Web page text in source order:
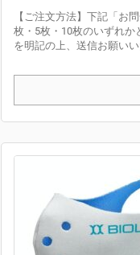
【ご注文方法】下記「お
枚・5枚・10枚のいずれか
を明記の上、送信お願い